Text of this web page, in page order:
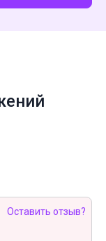
Оставить отзыв?